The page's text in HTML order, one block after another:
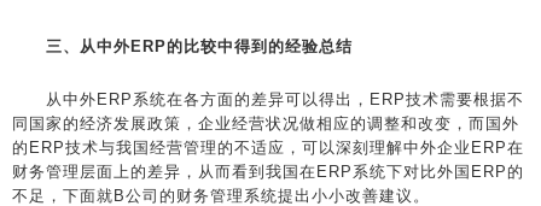
三、从中外ERP的比较中得到的经验总结
从中外ERP系统在各方面的差异可以得出，ERP技术需要根据不
同国家的经济发展政策，企业经营状况做相应的调整和改变，而国外
的ERP技术与我国经营管理的不适应，可以深刻理解中外企业ERP在
财务管理层面上的差异，从而看到我国在ERP系统下对比外国ERP的
不足，下面就B公司的财务管理系统提出小小改善建议。